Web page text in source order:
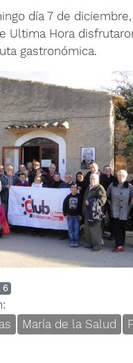
día 7 de
Ultima Hora
gastronómica.
6
María de la Salud